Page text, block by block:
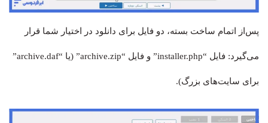
پس‌از اتمام ساخت بسته، دو فایل برای دانلود در اختیار شما قرار
می‌گیرد: فایل “installer.php” و فایل “archive.zip” (یا “archive.daf”
برای سایت‌های بزرگ).